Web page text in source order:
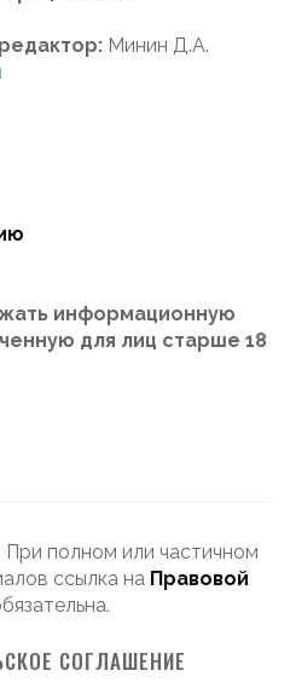
Минин Д.А.
информационную
для лиц старше 18
полном или частичном
ссылка на Правовой
СОГЛАШЕНИЕ